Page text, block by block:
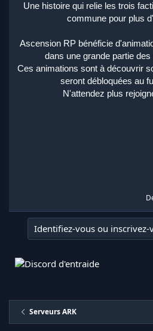
Une histoire qui relie les trois
commune pour plus
Ascension RP bénéficie
dans une grande partie
Ces animations sont à découvrir
seront débloquées au
N'attendez plus
Identifiez-vous ou
Serveurs ARK